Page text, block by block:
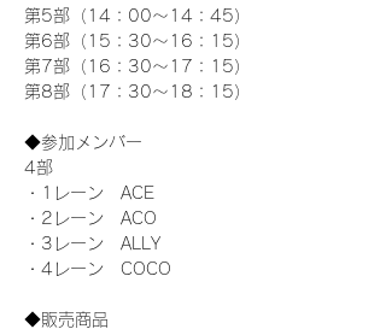
第5部（14：00～14：45）
第6部（15：30～16：15）
第7部（16：30～17：15）
第8部（17：30～18：15）
◆参加メンバー
4部
・1レーン　ACE
・2レーン　ACO
・3レーン　ALLY
・4レーン　COCO
◆販売商品